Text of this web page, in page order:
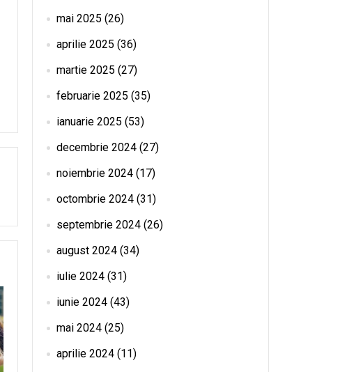
mai 2025 (26)
aprilie 2025 (36)
martie 2025 (27)
februarie 2025 (35)
ianuarie 2025 (53)
decembrie 2024 (27)
noiembrie 2024 (17)
octombrie 2024 (31)
septembrie 2024 (26)
august 2024 (34)
iulie 2024 (31)
iunie 2024 (43)
mai 2024 (25)
aprilie 2024 (11)